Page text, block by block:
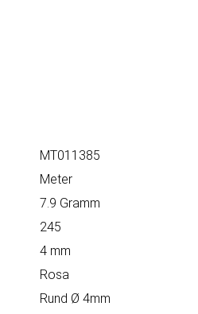
MT011385
Meter
7.9 Gramm
245
4 mm
Rosa
Rund Ø 4mm